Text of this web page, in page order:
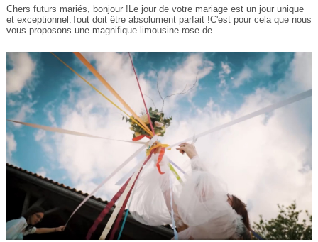
Chers futurs mariés, bonjour !Le jour de votre mariage est un jour unique
et exceptionnel.Tout doit être absolument parfait !C'est pour cela que nous
vous proposons une magnifique limousine rose de...